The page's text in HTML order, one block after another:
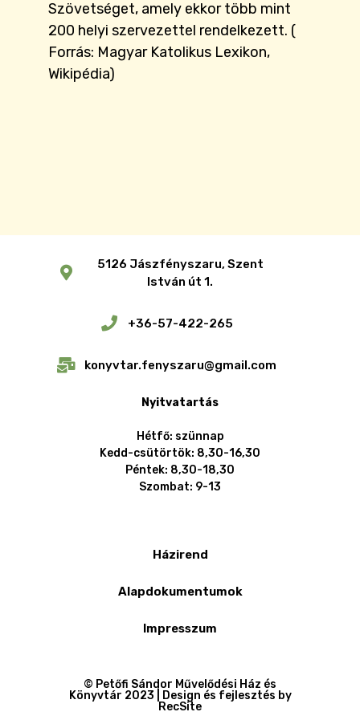
Szövetséget, amely ekkor több mint
200 helyi szervezettel rendelkezett. (
Forrás: Magyar Katolikus Lexikon,
Wikipédia)
5126 Jászfényszaru, Szent
István út 1.
+36-57-422-265
konyvtar.fenyszaru@gmail.com
Nyitvatartás
Hétfő: szünnap
Kedd-csütörtök: 8,30-16,30
Péntek: 8,30-18,30
Szombat: 9-13
Házirend
Alapdokumentumok
Impresszum
© Petőfi Sándor Művelődési Ház és
Könyvtár 2023 | Design és fejlesztés by
RecSite